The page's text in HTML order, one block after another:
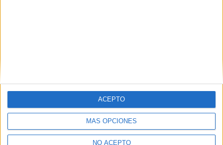
MÁS OPCIONES
NO ACEPTO
ACEPTO
Quiénes somos|Contactar|Anúnciate